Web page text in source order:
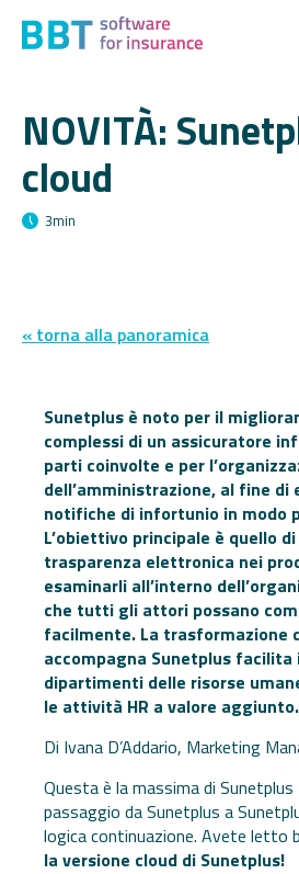
NOVITÀ:
cloud
3min
« torna alla panoramica
Sunetplus è noto per il
complessi di un assicuratore
parti coinvolte e per
dell’amministrazione, al fine di
notifiche di infortunio in modo
L’obiettivo principale è quello
trasparenza elettronica nei
esaminarli all’interno
che tutti gli attori possano
facilmente. La trasformazione
accompagna Sunetplus facilita
dipartimenti delle risorse
le attività HR a valore aggiunto.
Di Ivana D’Addario, Marketing
Questa è la massima di
passaggio da Sunetplus a
logica continuazione. Avete letto
la versione cloud di Sunetplus!